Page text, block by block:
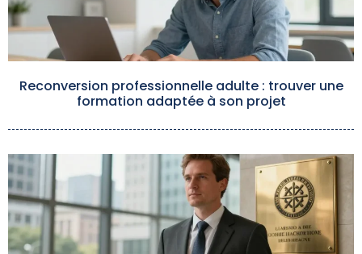
Reconversion professionnelle adulte : trouver une
formation adaptée à son projet